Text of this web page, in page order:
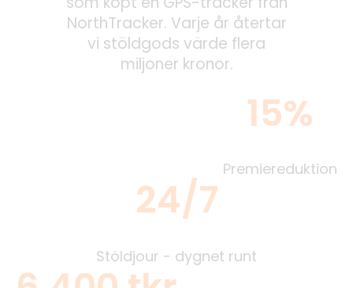
NorthTracker. Varje år återtar
vi stöldgods värde flera
miljoner kronor.
15%
Premiereduktion
24/7
Stöldjour - dygnet runt